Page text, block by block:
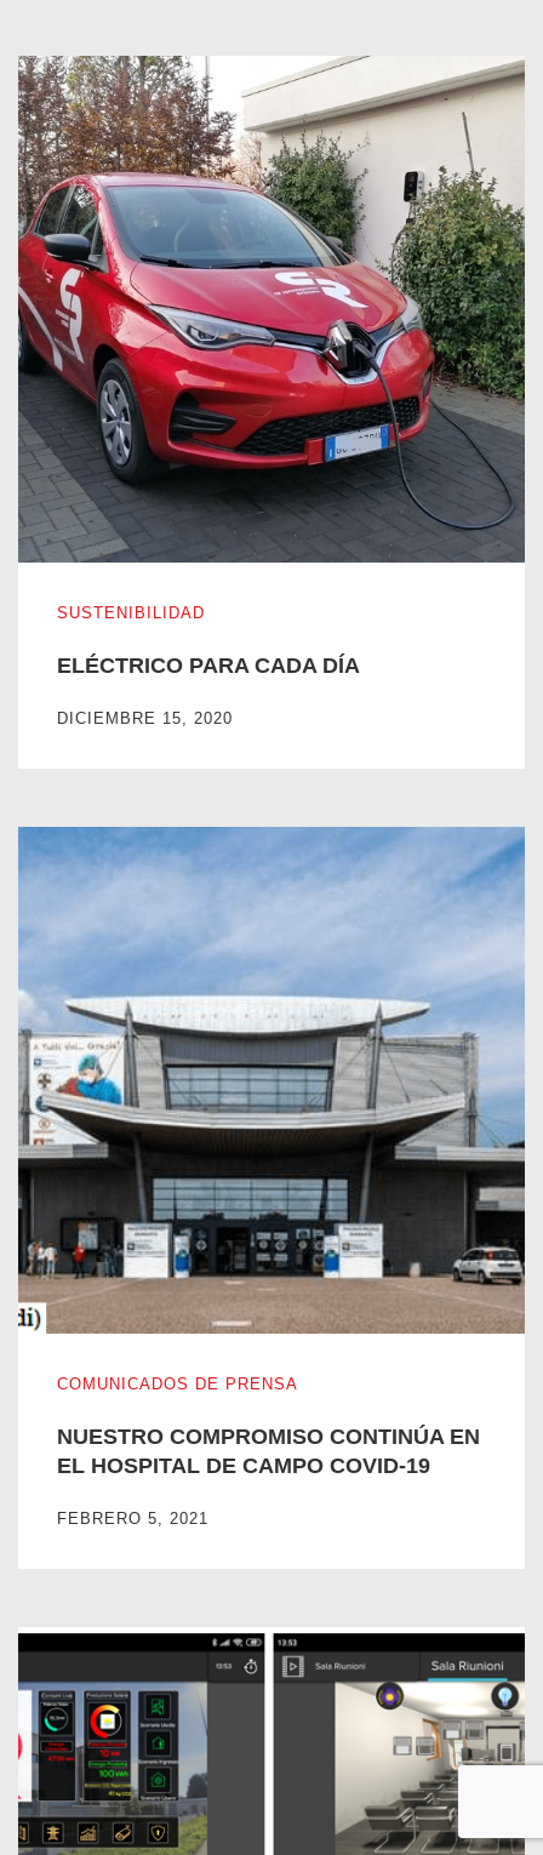
SUSTENIBILIDAD
ELÉCTRICO PARA CADA DÍA
DICIEMBRE 15, 2020
COMUNICADOS DE PRENSA
NUESTRO COMPROMISO CONTINÚA EN
EL HOSPITAL DE CAMPO COVID-19
FEBRERO 5, 2021